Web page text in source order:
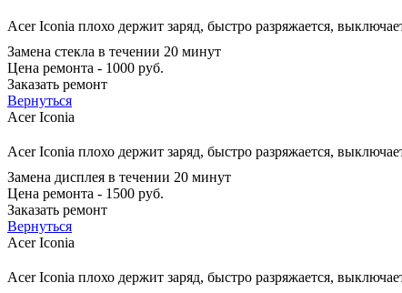
Acer Iconia плохо держит заряд, быстро разряжается,
Замена стекла в течении 20 минут
Цена ремонта - 1000 руб.
Заказать ремонт
Вернуться
Acer Iconia
Acer Iconia плохо держит заряд, быстро разряжается,
Замена дисплея в течении 20 минут
Цена ремонта - 1500 руб.
Заказать ремонт
Вернуться
Acer Iconia
Acer Iconia плохо держит заряд, быстро разряжается,